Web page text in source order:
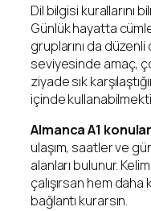
Dil bilgisi kurallarını
Günlük hayatta
gruplarını da düzenli
seviyesinde amaç,
ziyade sık
içinde
Almanca A1
ulaşım, saatler ve
alanları bulunur.
çalışırsan hem
bağlantı kurarsın.